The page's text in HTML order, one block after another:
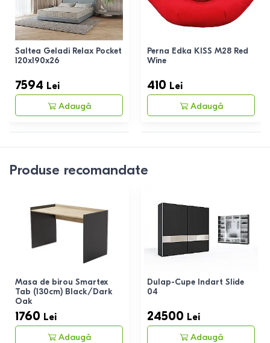
Saltea Geladi Relax Pocket
120x190x26
7594 Lei
Adaugă
Perna Edka KISS M28 Red
Wine
410 Lei
Adaugă
Produse recomandate
Masa de birou Smartex
Tab (130cm) Black/Dark
Oak
1760 Lei
Adaugă
Dulap-Cupe Indart Slide
04
24500 Lei
Adaugă